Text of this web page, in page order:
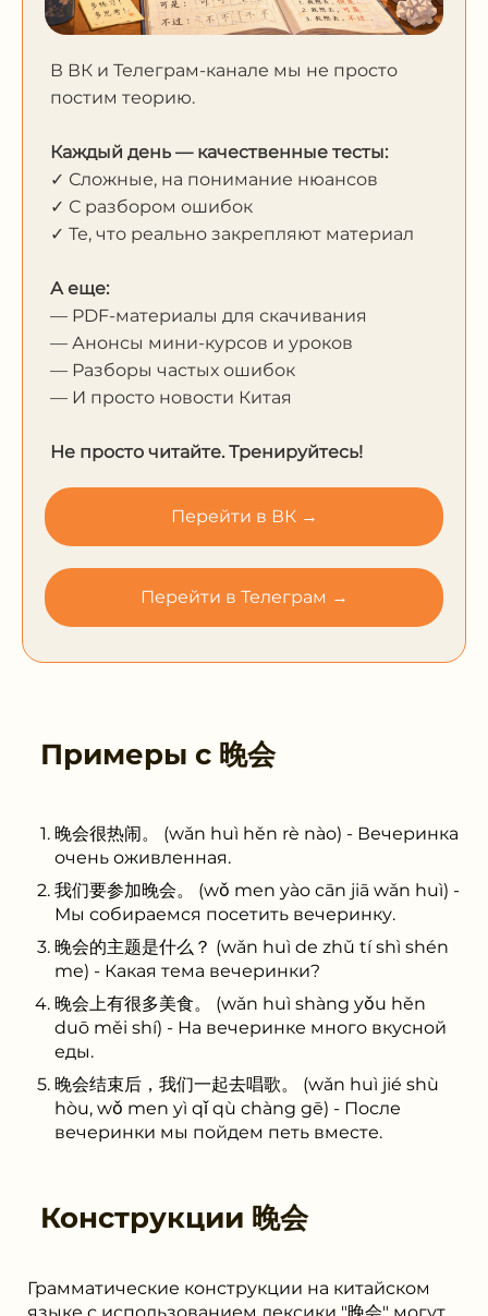
В ВК и Телеграм-канале мы не просто
постим теорию.
Каждый день — качественные тесты:
✓ Сложные, на понимание нюансов
✓ С разбором ошибок
✓ Те, что реально закрепляют материал
А еще:
— PDF-материалы для скачивания
— Анонсы мини-курсов и уроков
— Разборы частых ошибок
— И просто новости Китая
Не просто читайте. Тренируйтесь!
Перейти в ВК →
Перейти в Телеграм →
Примеры с 晚会
晚会很热闹。 (wǎn huì hěn rè nào) - Вечеринка
очень оживленная.
我们要参加晚会。 (wǒ men yào cān jiā wǎn huì) -
Мы собираемся посетить вечеринку.
晚会的主题是什么？ (wǎn huì de zhǔ tí shì shén
me) - Какая тема вечеринки?
晚会上有很多美食。 (wǎn huì shàng yǒu hěn
duō měi shí) - На вечеринке много вкусной
еды.
晚会结束后，我们一起去唱歌。 (wǎn huì jié shù
hòu, wǒ men yì qǐ qù chàng gē) - После
вечеринки мы пойдем петь вместе.
Конструкции 晚会
Грамматические конструкции на китайском